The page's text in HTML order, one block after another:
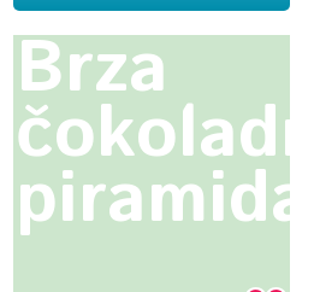
Brza
čokoladna
piramida